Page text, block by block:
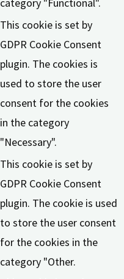
This cookie is set by
GDPR Cookie Consent
plugin. The cookies is
used to store the user
consent for the cookies
in the category
"Necessary".
This cookie is set by
GDPR Cookie Consent
plugin. The cookie is used
to store the user consent
for the cookies in the
category "Other.